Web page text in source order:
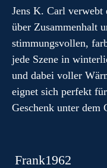
Jens K. Carl verwebt
über Zusammenhalt
stimmungsvollen,
jede Szene in
und dabei voller
eignet sich perfekt
Geschenk unter dem
Frank1962